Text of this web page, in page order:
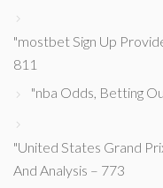
"mostbet Sign Up
811
"nba Odds, Betting
"United States Grand
And Analysis – 773